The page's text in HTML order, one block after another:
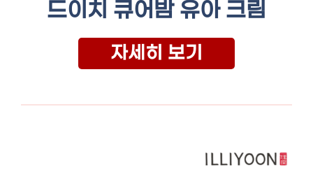
드이치 큐어밤 유아 크림
자세히 보기